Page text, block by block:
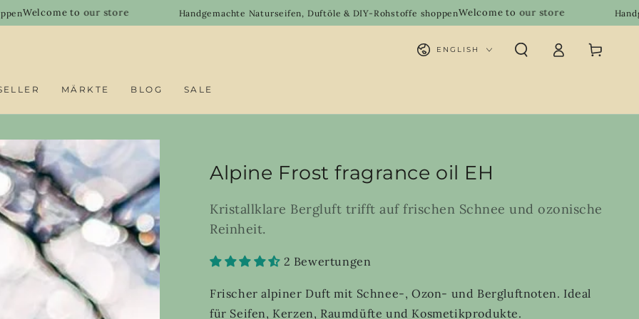
to our store Handgemachte Naturseifen, Duftöle & DIY-Rohstoffe shoppenWelcome to our store Handgemachte
MÄRKTE BLOG SALE
Language
ENGLISH
in
Cart
Alpine Frost fragrance oil EH
Kristallklare Bergluft trifft auf frischen Schnee und ozonische
Reinheit.
2 Bewertungen
Frischer alpiner Duft mit Schnee-, Ozon- und Bergluftnoten. Ideal
für Seifen, Kerzen, Raumdüfte und Kosmetikprodukte.